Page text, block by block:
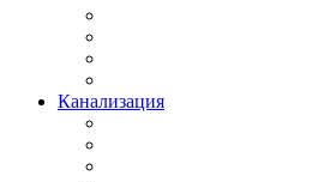
Канализация